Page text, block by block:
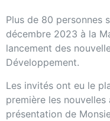
Plus de 80 personnes
décembre 2023 à la
lancement des
Développement.
Les invités ont eu le
première les
présentation de